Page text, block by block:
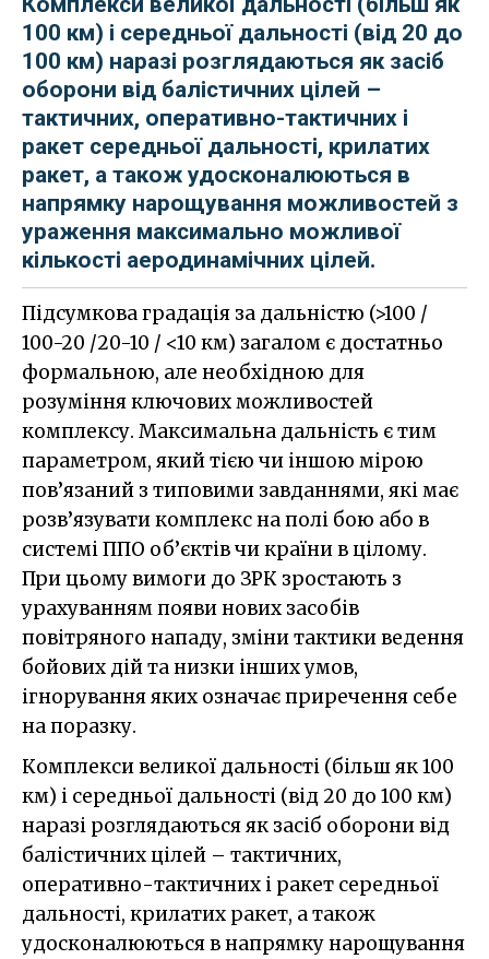
100 км) і середньої дальності (від 20 до
100 км) наразі розглядаються як засіб
оборони від балістичних цілей –
тактичних, оперативно-тактичних і
ракет середньої дальності, крилатих
ракет, а також удосконалюються в
напрямку нарощування можливостей з
ураження максимально можливої
кількості аеродинамічних цілей.
Підсумкова градація за дальністю (>100 /
100-20 /20-10 / <10 км) загалом є достатньо
формальною, але необхідною для
розуміння ключових можливостей
комплексу. Максимальна дальність є тим
параметром, який тією чи іншою мірою
пов’язаний з типовими завданнями, які має
розв’язувати комплекс на полі бою або в
системі ППО об’єктів чи країни в цілому.
При цьому вимоги до ЗРК зростають з
урахуванням появи нових засобів
повітряного нападу, зміни тактики ведення
бойових дій та низки інших умов,
ігнорування яких означає приречення себе
на поразку.
Комплекси великої дальності (більш як 100
км) і середньої дальності (від 20 до 100 км)
наразі розглядаються як засіб оборони від
балістичних цілей – тактичних,
оперативно-тактичних і ракет середньої
дальності, крилатих ракет, а також
удосконалюються в напрямку нарощування